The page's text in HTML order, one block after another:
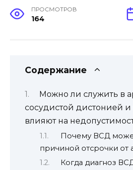
ПРОСМОТРОВ
164
Содержание
Можно ли служить в
сосудистой дистонией
влияют на
Почему ВСД
причиной отсрочки от
Когда диагноз